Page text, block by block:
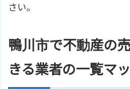
さい。
鴨川市で不動産の
きる業者の一覧マ